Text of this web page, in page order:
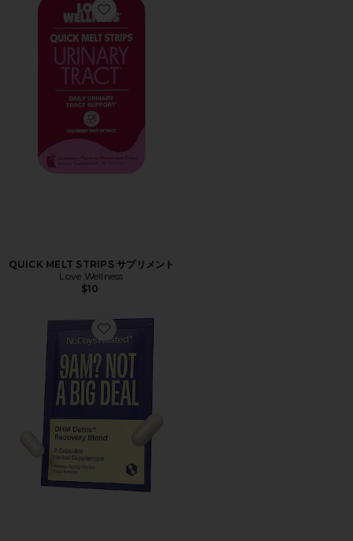
Favorite QUICK MELT STRIPS サプリメント
QUICK MELT STRIPS サプリメント
Love Wellness
$10
Favorite DHM DETOX 二日酔いサプリメント